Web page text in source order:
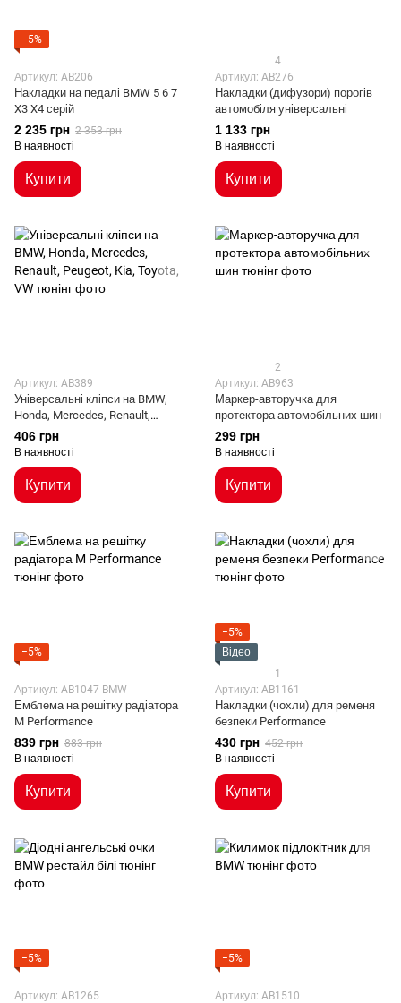
−5%
Артикул: AB206
Накладки на педалі BMW 5 6 7
X3 X4 серій
2 235 грн 2 353 грн
В наявності
Купити
4
Артикул: AB276
Накладки (дифузори) порогів
автомобіля універсальні
1 133 грн
В наявності
Купити
Артикул: AB389
Універсальні кліпси на BMW,
Honda, Mercedes, Renault,
Peugeot, Kia, Toyota, VW
406 грн
В наявності
Купити
2
Артикул: AB963
Маркер-авторучка для
протектора автомобільних шин
299 грн
В наявності
Купити
−5%
Артикул: AB1047-BMW
Емблема на решітку радіатора
M Performance
839 грн 883 грн
В наявності
Купити
−5%
Відео
1
Артикул: AB1161
Накладки (чохли) для ременя
безпеки Performance
430 грн 452 грн
В наявності
Купити
−5%
Артикул: AB1265
−5%
Артикул: AB1510